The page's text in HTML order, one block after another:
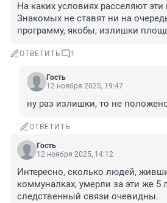
На каких условиях расселяют
Знакомых не ставят ни на
программу, якобы, излишки
ОТВЕТИТЬ 1
Гость
12 ноября 2025, 19:47
ну раз излишки, то не
ОТВЕТИТЬ
Гость
12 ноября 2025, 14:12
Интересно, сколько людей,
коммуналках, умерли за эти же 5
следственный связи очевидны.